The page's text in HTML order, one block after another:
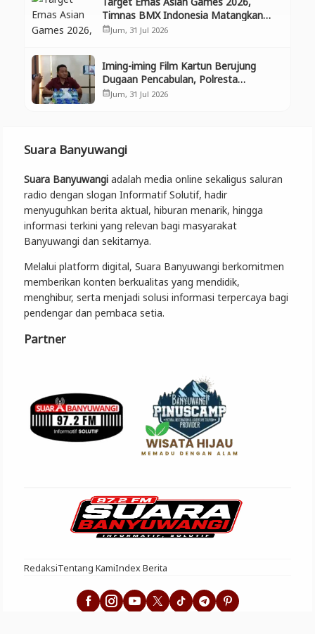
Timnas BMX Indonesia Matangkan
Persiapan di Banyuwangi
calendar_monthJum, 31 Jul 2026
Iming-iming Film Kartun Berujung
Dugaan Pencabulan, Polresta
Banyuwangi Tangkap Pria di Muncar
calendar_monthJum, 31 Jul 2026
Suara Banyuwangi
Suara Banyuwangiadalah media online sekaligus saluran
radio dengan slogan Informatif Solutif, hadir
menyuguhkan berita aktual, hiburan menarik, hingga
informasi terkini yang relevan bagi masyarakat
Banyuwangi dan sekitarnya.
Melalui platform digital, Suara Banyuwangi berkomitmen
memberikan konten berkualitas yang mendidik,
menghibur, serta menjadi solusi informasi terpercaya bagi
pendengar dan pembaca setia.
Partner
RedaksiTentang KamiIndex Berita